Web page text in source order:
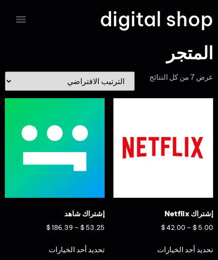
digital shop
المتجر
عرض ⁦7⁩ من كل النتائج
إشتراك Netflix
5.00
$
–
42.00
$
تحديد أحد الخيارات
إشتراك شاهد
53.25
$
–
186.39
$
تحديد أحد الخيارات